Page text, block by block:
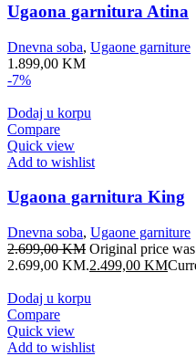
Ugaona garnitura Atina
Dnevna soba, Ugaone garniture
1.899,00 KM
-7%
Dodaj u korpu
Compare
Quick view
Add to wishlist
Ugaona garnitura King
Dnevna soba, Ugaone garniture
2.699,00KM Original price
2.699,00 KM.2.499,00 KM
Dodaj u korpu
Compare
Quick view
Add to wishlist